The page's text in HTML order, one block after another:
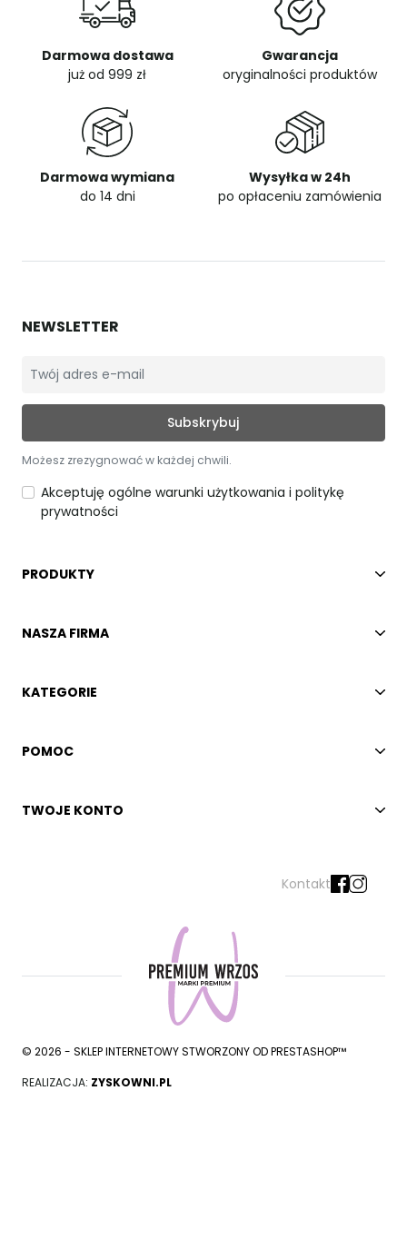
Darmowa dostawa
już od 999 zł
Gwarancja
oryginalności produktów
Darmowa wymiana
do 14 dni
Wysyłka w 24h
po opłaceniu zamówienia
NEWSLETTER
Możesz zrezygnować w każdej chwili.
Akceptuję ogólne warunki użytkowania i politykę
prywatności
PRODUKTY
NASZA FIRMA
KATEGORIE
POMOC
TWOJE KONTO
Kontakt
© 2026 - SKLEP INTERNETOWY STWORZONY OD PRESTASHOP™
REALIZACJA: ZYSKOWNI.PL